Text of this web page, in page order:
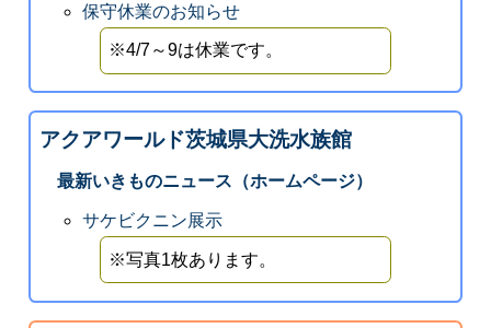
保守休業のお知らせ
※4/7～9は休業です。
アクアワールド茨城県大洗水族館
最新いきものニュース（ホームページ）
サケビクニン展示
※写真1枚あります。